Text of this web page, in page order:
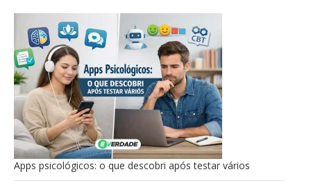
Apps psicológicos: o que descobri após testar vários